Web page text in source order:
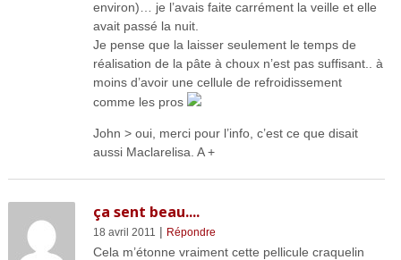
environ)… je l’avais faite carrément la veille et elle
avait passé la nuit.
Je pense que la laisser seulement le temps de
réalisation de la pâte à choux n’est pas suffisant.. à
moins d’avoir une cellule de refroidissement
comme les pros
John > oui, merci pour l’info, c’est ce que disait
aussi Maclarelisa. A +
ça sent beau....
18 avril 2011 | Répondre
Cela m’étonne vraiment cette pellicule craquelin